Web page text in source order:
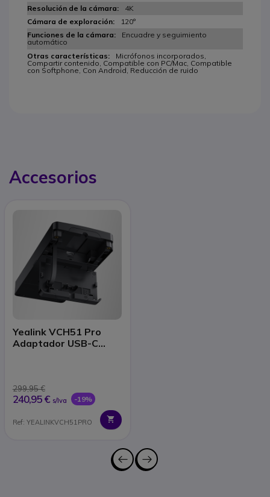
4K
120°
Encuadre y seguimiento
automático
Micrófonos incorporados,
Compartir contenido, Compatible con PC/Mac, Compatible
con Softphone, Con Android, Reducción de ruido
Accesorios
Yealink VCH51 Pro
Adaptador USB-C
299,95 €
240,95 € s/Iva -19%
Ref: YEALINKVCH51PRO